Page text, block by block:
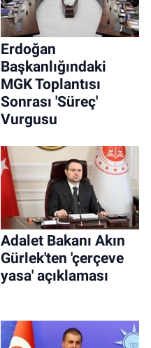
Erdoğan
Başkanlığındaki
MGK Toplantısı
Sonrası 'Süreç'
Vurgusu
Adalet Bakanı Akın
Gürlek'ten 'çerçeve
yasa' açıklaması